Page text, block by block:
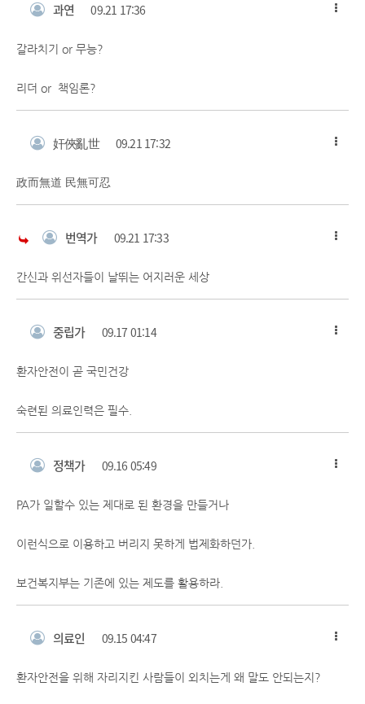
과연 09.21 17:36
갈라치기 or 무능?
리더 or 책임론?
奸俠亂世 09.21 17:32
政而無道 民無可忍
번역가 09.21 17:33
간신과 위선자들이 날뛰는 어지러운 세상
중립가 09.17 01:14
환자안전이 곧 국민건강
숙련된 의료인력은 필수.
정책가 09.16 05:49
PA가 일할수 있는 제대로 된 환경을 만들거나
이런식으로 이용하고 버리지 못하게 법제화하던가.
보건복지부는 기존에 있는 제도를 활용하라.
의료인 09.15 04:47
환자안전을 위해 자리지킨 사람들이 외치는게 왜 말도 안되는지?